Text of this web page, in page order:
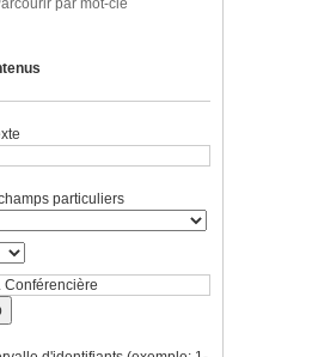
par mot-clé
particuliers